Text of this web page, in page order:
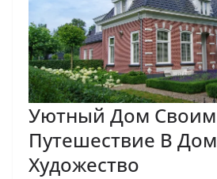
Уютный Дом
Путешествие В
Художество